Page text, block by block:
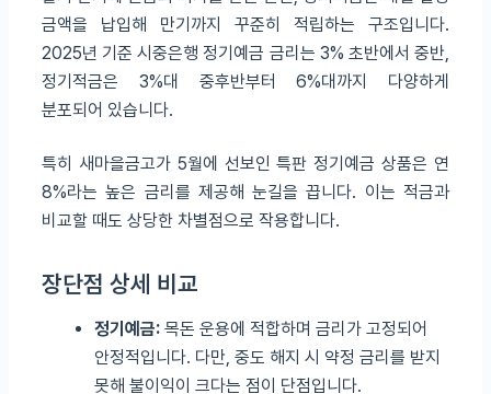
금액을 납입해 만기까지 꾸준히 적립하는 구조입니다.
2025년 기준 시중은행 정기예금 금리는 3% 초반에서 중반,
정기적금은 3%대 중후반부터 6%대까지 다양하게
분포되어 있습니다.
특히 새마을금고가 5월에 선보인 특판 정기예금 상품은 연
8%라는 높은 금리를 제공해 눈길을 끕니다. 이는 적금과
비교할 때도 상당한 차별점으로 작용합니다.
장단점 상세 비교
정기예금: 목돈 운용에 적합하며 금리가 고정되어
안정적입니다. 다만, 중도 해지 시 약정 금리를 받지
못해 불이익이 크다는 점이 단점입니다.